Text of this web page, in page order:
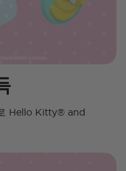
Hello Kitty® and